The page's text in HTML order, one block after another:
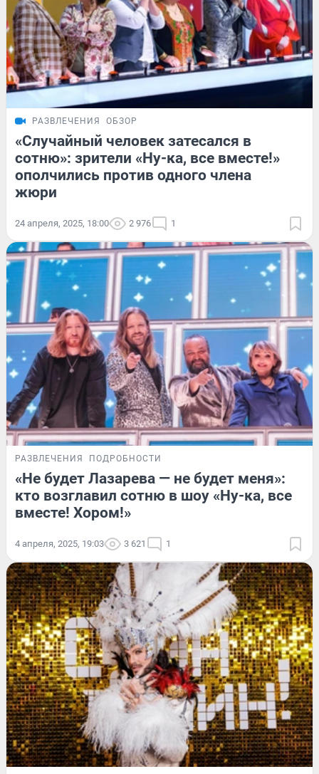
РАЗВЛЕЧЕНИЯ ОБЗОР
«Случайный человек затесался в
сотню»: зрители «Ну-ка, все вместе!»
ополчились против одного члена
жюри
24 апреля, 2025, 18:00 2 976 1
РАЗВЛЕЧЕНИЯ ПОДРОБНОСТИ
«Не будет Лазарева — не будет меня»:
кто возглавил сотню в шоу «Ну-ка, все
вместе! Хором!»
4 апреля, 2025, 19:03 3 621 1